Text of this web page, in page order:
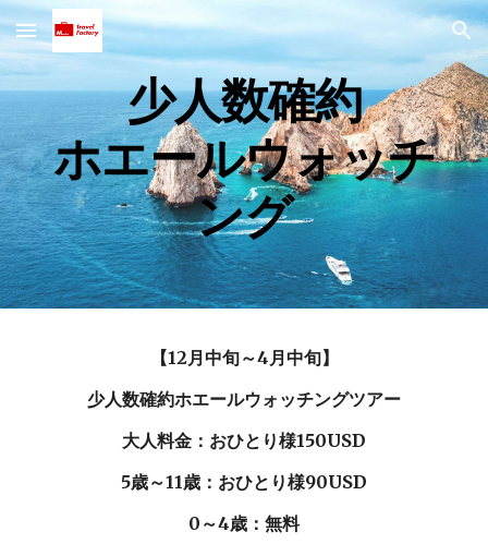
Skip to main content Skip to navigation
少人数確約
ホエールウォッチ
ング
【12月中旬～4月中旬】
少人数確約ホエールウォッチングツアー
大人料金：おひとり様150USD
5歳～11歳：おひとり様90USD
0～4歳：無料